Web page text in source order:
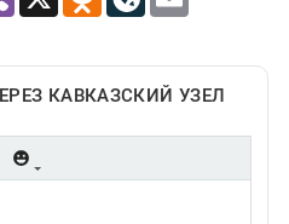
КАВКАЗСКИЙ УЗЕЛ